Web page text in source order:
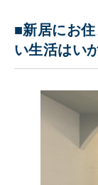
■新居にお
い生活はい